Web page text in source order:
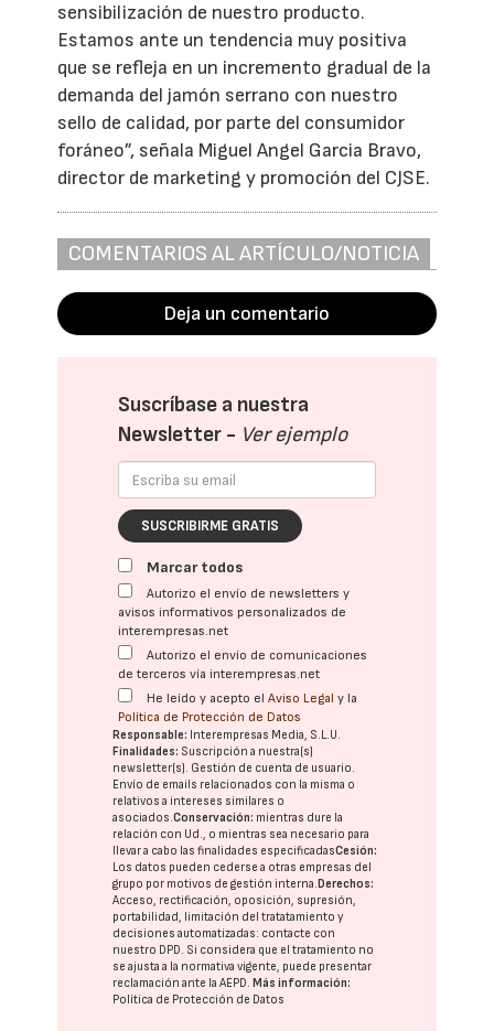
sensibilización de nuestro producto.
Estamos ante un tendencia muy positiva
que se refleja en un incremento gradual de la
demanda del jamón serrano con nuestro
sello de calidad, por parte del consumidor
foráneo”, señala Miguel Angel Garcia Bravo,
director de marketing y promoción del CJSE.
COMENTARIOS AL ARTÍCULO/NOTICIA
Deja un comentario
Suscríbase a nuestra
Newsletter - Ver ejemplo
SUSCRIBIRME GRATIS
Marcar todos
Autorizo el envío de newsletters y
avisos informativos personalizados de
interempresas.net
Autorizo el envío de comunicaciones
de terceros vía interempresas.net
He leído y acepto elAviso Legal y la
Política de Protección de Datos
Responsable: Interempresas Media, S.L.U.
Finalidades: Suscripción a nuestra(s)
newsletter(s). Gestión de cuenta de usuario.
Envío de emails relacionados con la misma o
relativos a intereses similares o
asociados.Conservación: mientras dure la
relación con Ud., o mientras sea necesario para
llevar a cabo las finalidades especificadasCesión:
Los datos pueden cederse a otras empresas del
grupo por motivos de gestión interna. Derechos:
Acceso, rectificación, oposición, supresión,
portabilidad, limitación del tratatamiento y
decisiones automatizadas: contacte con
nuestro DPD. Si considera que el tratamiento no
se ajusta a la normativa vigente, puede presentar
reclamación ante laAEPD. Más información:
Política de Protección de Datos